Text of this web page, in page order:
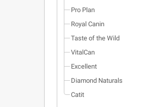
Pro Plan
Royal Canin
Taste of the Wild
VitalCan
Excellent
Diamond Naturals
Catit